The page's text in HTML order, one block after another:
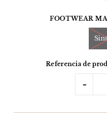
FOOTWEAR
Referencia de
-